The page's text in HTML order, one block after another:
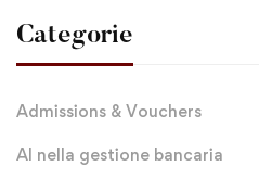
Categorie
Admissions & Vouchers
AI nella gestione bancaria